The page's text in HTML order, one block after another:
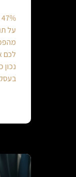
על
לכם